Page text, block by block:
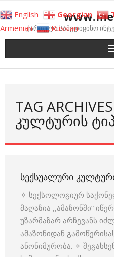
to
contentქართული სამედიცინო
TAG
ᲙᲣᲚᲢᲣᲠᲘᲡ
ᲡᲔᲥᲡᲣᲐᲚᲣᲠᲘ
✧ სექსოლოგიურ
მაღაზია ,,ამაზონში”
უზარმაზარ არჩევანს
ამაზონიდან
ანონიმურობა. ✧
English Georgian
Armenian
Russian